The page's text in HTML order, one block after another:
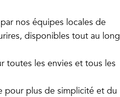
nos équipes locales de
disponibles tout au long
toutes les envies et tous les
pour plus de simplicité et du